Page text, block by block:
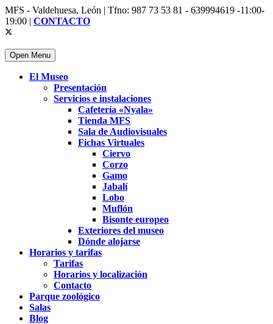
MFS - Valdehuesa, León | Tfno: 987 73 53 81 - 639994619 -11:00-
19:00 | CONTACTO
Open Menu
El Museo
Presentación
Servicios e instalaciones
Cafetería «Nyala»
Tienda MFS
Sala de Audiovisuales
Fichas Virtuales
Ciervo
Corzo
Gamo
Jabalí
Lobo
Muflón
Bisonte europeo
Exteriores del museo
Dónde alojarse
Horarios y tarifas
Tarifas
Horarios y localización
Contacto
Parque zoológico
Salas
Blog